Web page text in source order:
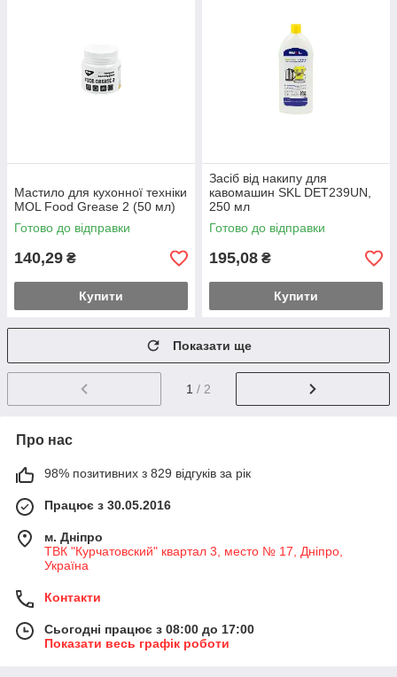
Мастило для кухонної техніки
MOL Food Grease 2 (50 мл)
Готово до відправки
140,29 ₴
Купити
Засіб від накипу для
кавомашин SKL DET239UN,
250 мл
Готово до відправки
195,08 ₴
Купити
Показати ще
1 / 2
Про нас
98% позитивних з 829 відгуків за рік
Працює з 30.05.2016
м. Дніпро
ТВК "Курчатовский" квартал 3, место № 17, Дніпро,
Україна
Контакти
Сьогодні працює з 08:00 до 17:00
Показати весь графік роботи